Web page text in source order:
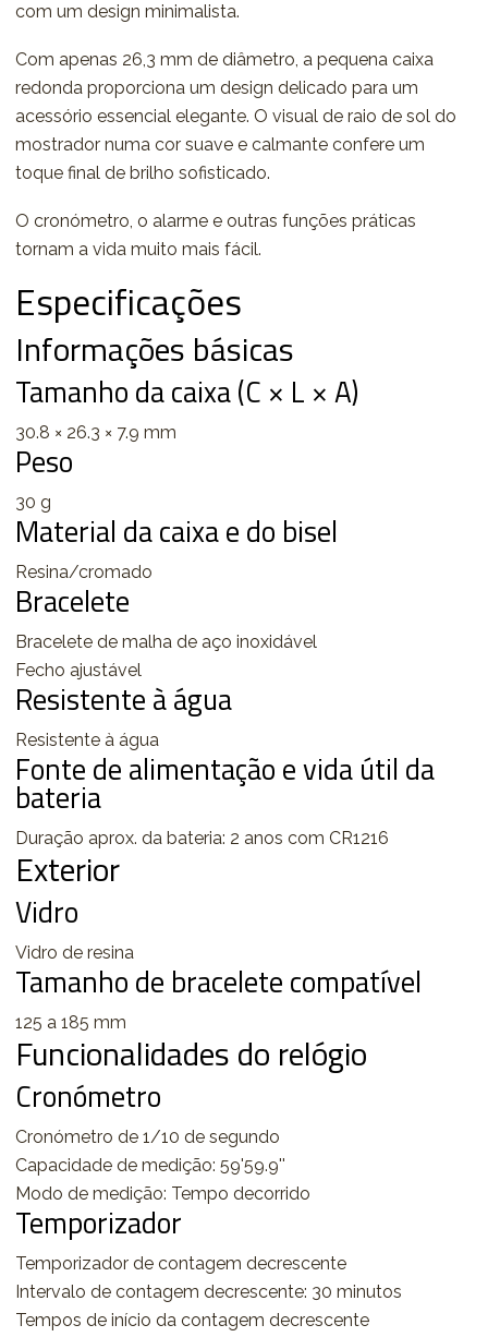
com um design minimalista.
Com apenas 26,3 mm de diâmetro, a pequena caixa
redonda proporciona um design delicado para um
acessório essencial elegante. O visual de raio de sol do
mostrador numa cor suave e calmante confere um
toque final de brilho sofisticado.
O cronómetro, o alarme e outras funções práticas
tornam a vida muito mais fácil.
Especificações
Informações básicas
Tamanho da caixa (C × L × A)
30.8 × 26.3 × 7.9 mm
Peso
30 g
Material da caixa e do bisel
Resina/cromado
Bracelete
Bracelete de malha de aço inoxidável
Fecho ajustável
Resistente à água
Resistente à água
Fonte de alimentação e vida útil da
bateria
Duração aprox. da bateria: 2 anos com CR1216
Exterior
Vidro
Vidro de resina
Tamanho de bracelete compatível
125 a 185 mm
Funcionalidades do relógio
Cronómetro
Cronómetro de 1/10 de segundo
Capacidade de medição: 59'59.9''
Modo de medição: Tempo decorrido
Temporizador
Temporizador de contagem decrescente
Intervalo de contagem decrescente: 30 minutos
Tempos de início da contagem decrescente